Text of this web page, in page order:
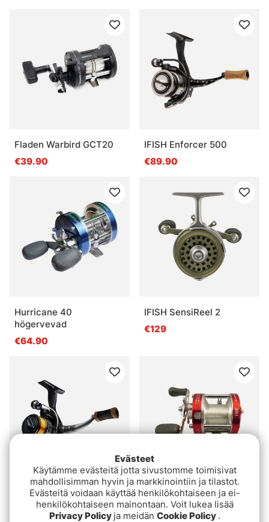
Fladen Warbird GCT20
€39.90
IFISH Enforcer 500
€89.90
Hurricane 40
högervevad
€64.90
IFISH SensiReel 2
€129
IFISH Paragon PG500
€40.90
FIBE CL40 Ismeterulle
€64.90
Evästeet
Käytämme evästeitä jotta sivustomme toimisivat
mahdollisimman hyvin ja markkinointiin ja tilastot.
Evästeitä voidaan käyttää henkilökohtaiseen ja ei-
henkilökohtaiseen mainontaan. Voit lukea lisää
Privacy Policy ja meidän Cookie Policy .